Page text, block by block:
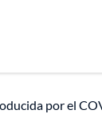
por el